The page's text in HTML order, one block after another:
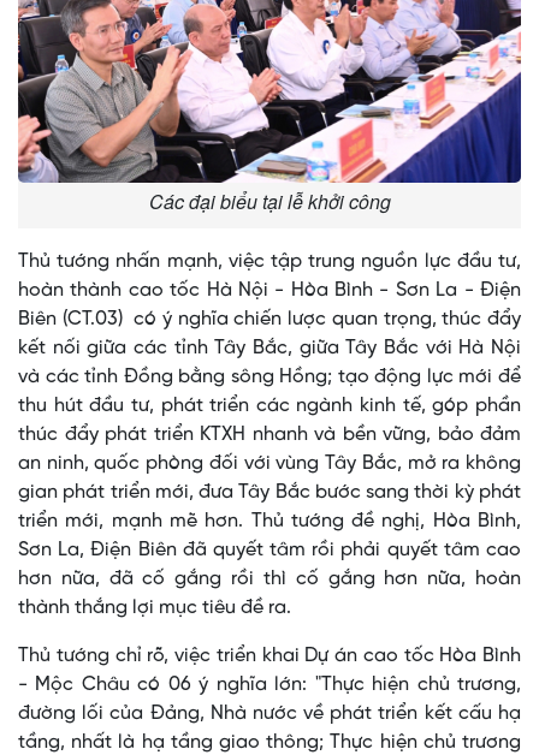
Các đại biểu tại lễ khởi công
Thủ tướng nhấn mạnh, việc tập trung nguồn lực đầu tư,
hoàn thành cao tốc Hà Nội - Hòa Bình - Sơn La - Điện
Biên (CT.03) có ý nghĩa chiến lược quan trọng, thúc đẩy
kết nối giữa các tỉnh Tây Bắc, giữa Tây Bắc với Hà Nội
và các tỉnh Đồng bằng sông Hồng; tạo động lực mới để
thu hút đầu tư, phát triển các ngành kinh tế, góp phần
thúc đẩy phát triển KTXH nhanh và bền vững, bảo đảm
an ninh, quốc phòng đối với vùng Tây Bắc, mở ra không
gian phát triển mới, đưa Tây Bắc bước sang thời kỳ phát
triển mới, mạnh mẽ hơn. Thủ tướng đề nghị, Hòa Bình,
Sơn La, Điện Biên đã quyết tâm rồi phải quyết tâm cao
hơn nữa, đã cố gắng rồi thì cố gắng hơn nữa, hoàn
thành thắng lợi mục tiêu đề ra.
Thủ tướng chỉ rõ, việc triển khai Dự án cao tốc Hòa Bình
- Mộc Châu có 06 ý nghĩa lớn: "Thực hiện chủ trương,
đường lối của Đảng, Nhà nước về phát triển kết cấu hạ
tầng, nhất là hạ tầng giao thông; Thực hiện chủ trương